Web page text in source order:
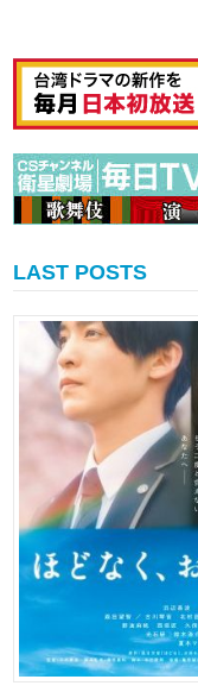
LAST POSTS